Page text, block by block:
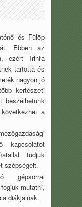
és Fülöp
Ebben az
ezért Trinfa
tartotta és
nagyon jó
kertészeti
a
kapcsolatot
tudjuk
szépségeit.
gépsorral
mutatni,
diákjainak.